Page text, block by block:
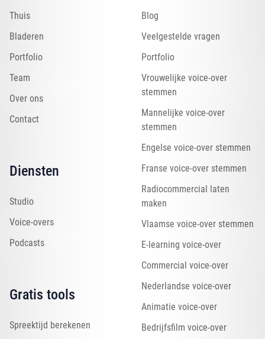
Thuis
Bladeren
Portfolio
Team
Over ons
Contact
Diensten
Studio
Voice-overs
Podcasts
Gratis tools
Spreektijd berekenen
Blog
Veelgestelde vragen
Portfolio
Vrouwelijke voice-over
stemmen
Mannelijke voice-over
stemmen
Engelse voice-over stemmen
Franse voice-over stemmen
Radiocommercial laten
maken
Vlaamse voice-over stemmen
E-learning voice-over
Commercial voice-over
Nederlandse voice-over
Animatie voice-over
Bedrijfsfilm voice-over